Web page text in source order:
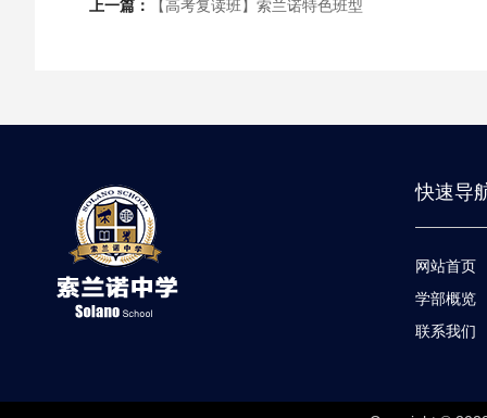
上一篇： 【高考复读班】索兰诺特色班型
快速导
网站首页
学部概览
联系我们